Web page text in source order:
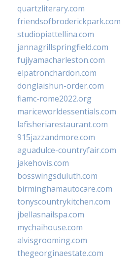
quartzliterary.com
friendsofbroderickpark.com
studiopiattellina.com
jannagrillspringfield.com
fujiyamacharleston.com
elpatronchardon.com
donglaishun-order.com
fiamc-rome2022.org
mariceworldessentials.com
lafisheriarestaurant.com
915jazzandmore.com
aguadulce-countryfair.com
jakehovis.com
bosswingsduluth.com
birminghamautocare.com
tonyscountrykitchen.com
jbellasnailspa.com
mychaihouse.com
alvisgrooming.com
thegeorginaestate.com